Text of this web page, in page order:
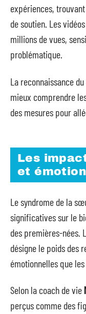
expériences,
de soutien. Les
millions de vues,
problématique.
La reconnaissance
mieux comprendre
des mesures pour
Les
et
Le syndrome de la
significatives sur le
des premières-nées.
désigne le poids des
émotionnelles que
Selon la coach de vie
perçus comme des